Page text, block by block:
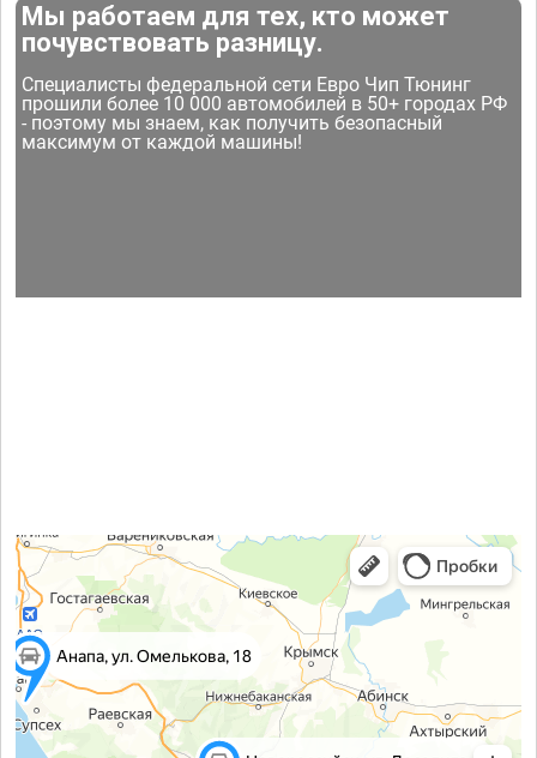
Мы работаем для тех, кто может
почувствовать разницу.
Специалисты федеральной сети Евро Чип Тюнинг
прошили более 10 000 автомобилей в 50+ городах РФ
- поэтому мы знаем, как получить безопасный
максимум от каждой машины!